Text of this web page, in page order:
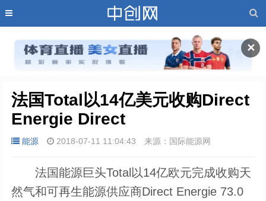
✕
法国Total以14亿美元收购Direct
Energie Direct
能源 2018-07-11 11:04:43 来源：国际能源网
法国能源巨头Total以14亿欧元完成收购天
然气和可再生能源供应商Direct Energie 73.0